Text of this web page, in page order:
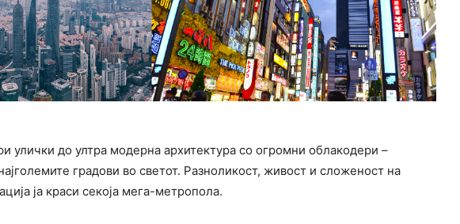
улички до ултра модерна архитектура со огромни облакодери –
градови во светот. Разноликост, живост и сложеност на
ја краси секоја мега-метропола.